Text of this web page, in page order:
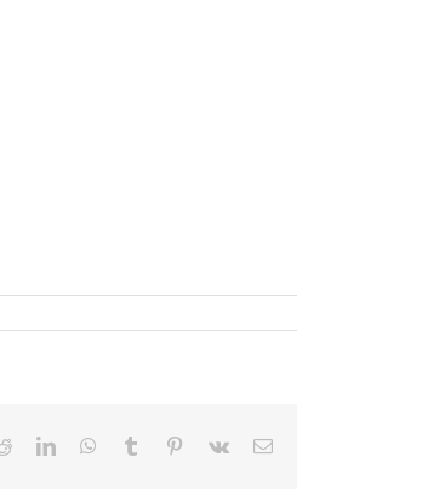
RedditLinkedInWhatsApp
Tumblr Pinterest
Vk
電